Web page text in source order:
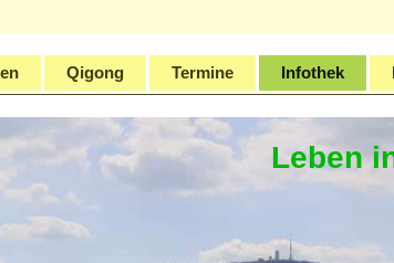
Qigong Termine Infothek
Leben